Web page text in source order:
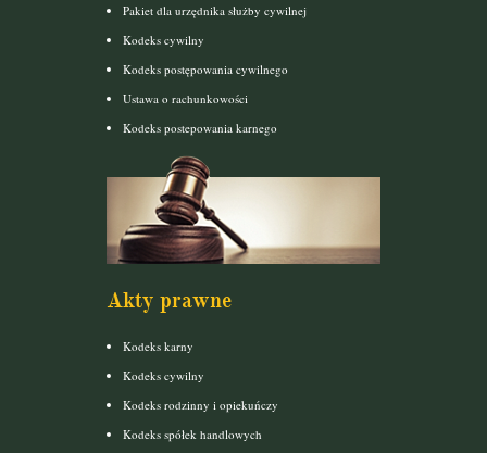
Pakiet dla urzędnika służby cywilnej
Kodeks cywilny
Kodeks postępowania cywilnego
Ustawa o rachunkowości
Kodeks postepowania karnego
Akty prawne
Kodeks karny
Kodeks cywilny
Kodeks rodzinny i opiekuńczy
Kodeks spółek handlowych